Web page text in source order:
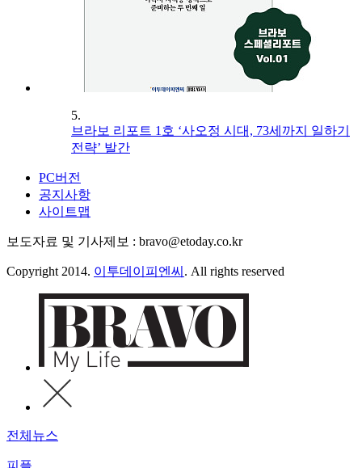
5.
브라보 리포트 1호 ‘사오정 시대, 73세까지 일하기
전략’ 발간
PC버전
공지사항
사이트맵
보도자료 및 기사제보 : bravo@etoday.co.kr
Copyright 2014. 이투데이피엔씨 . All rights reserved
전체뉴스